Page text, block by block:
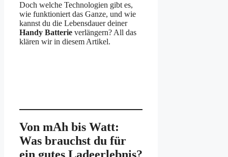
Doch welche Technologien gibt es,
wie funktioniert das Ganze, und wie
kannst du die Lebensdauer deiner
Handy Batterie verlängern? All das
klären wir in diesem Artikel.
Von mAh bis Watt:
Was brauchst du für